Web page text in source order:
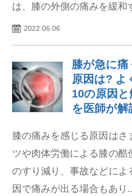
は、膝の外側の痛みを緩和
2022.06.06
膝が急に痛
原因は? よ
10の原因
を医師が解
膝の痛みを感じる原因はさ
ツや肉体労働による膝の酷
のすり減り、事故などによ
因で痛みが出る場合もあり